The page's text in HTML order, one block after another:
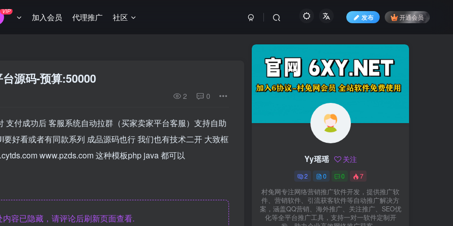
VIP
加入会员 代理推广 社区 发布 开通会员
源码-预算:50000
2 0
支付成功后 客服系统自动拉群（买家卖家平台客服）支持自助
好看或者有同款系列 成品源码也行 我们也有技术二开 大致框
www.pzds.com 这种模板php java 都可以
容已隐藏，请评论后刷新页面查看.
Yy瑶瑶 关注
2 0 0 7
村兔网专注网络营销推广软件开发，提供推广软
件、营销软件、引流获客软件等自动推广解决方
案，涵盖QQ营销、海外推广、关注推广、SEO优
化等全平台推广工具，支持一对一软件定制开